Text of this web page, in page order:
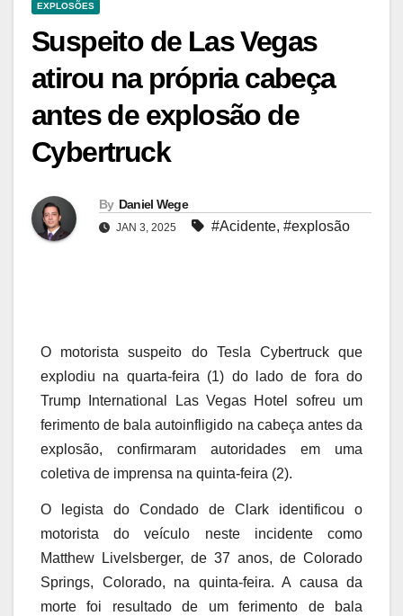
EXPLOSÕES
Suspeito de Las Vegas
atirou na própria cabeça
antes de explosão de
Cybertruck
By Daniel Wege
JAN 3, 2025 #Acidente, #explosão
O motorista suspeito do Tesla Cybertruck que
explodiu na quarta-feira (1) do lado de fora do
Trump International Las Vegas Hotel sofreu um
ferimento de bala autoinfligido na cabeça antes da
explosão, confirmaram autoridades em uma
coletiva de imprensa na quinta-feira (2).
O legista do Condado de Clark identificou o
motorista do veículo neste incidente como
Matthew Livelsberger, de 37 anos, de Colorado
Springs, Colorado, na quinta-feira. A causa da
morte foi resultado de um ferimento de bala